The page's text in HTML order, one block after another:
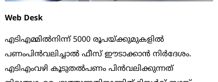
Web Desk
എടിഎമ്മില്‍നിന്ന് 5000 രൂപയ്ക്കുമുകളില്‍
പണംപിന്‍വലിച്ചാല്‍ ഫീസ് ഈടാക്കാന്‍ നിര്‍ദേശം.
എടിഎംവഴി കൂടുതല്‍പണം പിന്‍വലിക്കുന്നത്